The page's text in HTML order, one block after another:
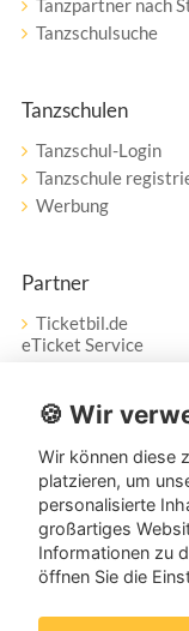
Tanzpartner nach
Tanzschulsuche
Tanzschulen
Tanzschul-Login
Tanzschule
Werbung
Partner
Ticketbil.de
eTicket Service
Vertrag widerrufen
Service
Unser Tanzpartner-
Anregungen gerne
🍪 Wir
Wir können diese
platzieren, um
personalisierte
großartiges
Informationen zu
öffnen Sie die